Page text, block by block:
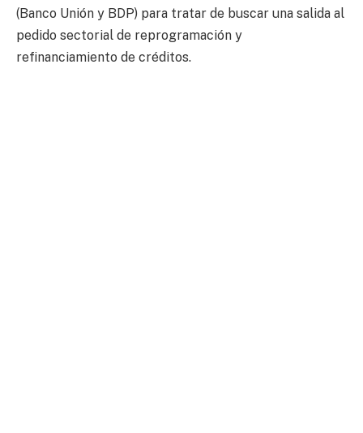
(Banco Unión y BDP) para tratar de buscar una salida al
pedido sectorial de reprogramación y
refinanciamiento de créditos.